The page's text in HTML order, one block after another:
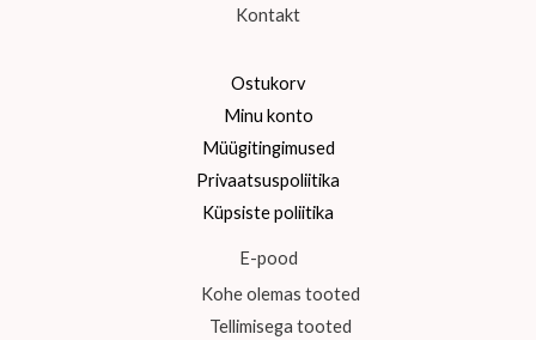
Kontakt
Ostukorv
Minu konto
Müügitingimused
Privaatsuspoliitika
Küpsiste poliitika
E-pood
Kohe olemas tooted
Tellimisega tooted